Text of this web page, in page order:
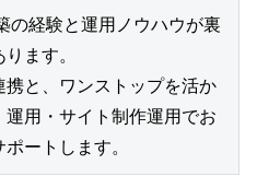
の経験と運⽤ノウハウが裏
ます。
と、ワンストップを活か
⽤・サイト制作運⽤でお
ートします。